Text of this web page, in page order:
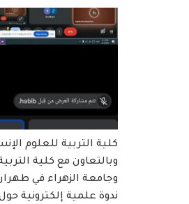
كلية التربية للعلوم
وبالتعاون مع كلية
وجامعة الزهراء في
ندوة علمية إلكترونية